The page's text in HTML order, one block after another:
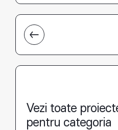
Vezi toate
pentru categoria